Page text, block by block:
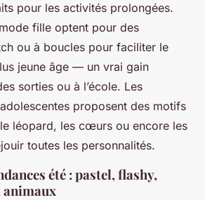
pour les activités prolongées.
fille optent pour des
ou à boucles pour faciliter le
jeune âge — un vrai gain
sorties ou à l’école. Les
proposent des motifs
léopard, les cœurs ou encore les
toutes les personnalités.
été : pastel, flashy,